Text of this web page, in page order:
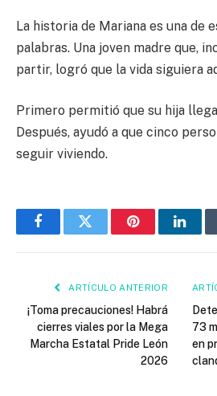
La historia de Mariana es una de
palabras. Una joven madre que,
partir, logró que la vida siguiera
Primero permitió que su hija
Después, ayudó a que cinco
seguir viviendo.
FacebookTwitter Pinterest
ARTÍCULO ANTERIOR
¡Toma precauciones! Habrá
cierres viales por la Mega
Marcha Estatal Pride León
2026
73
en